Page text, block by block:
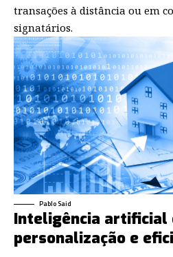
transações à distância ou em
signatários.
Pablo Said
Inteligência artificial
personalização e